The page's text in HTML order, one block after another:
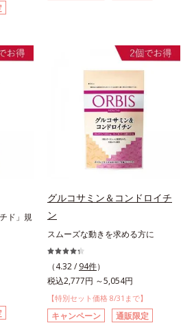
ド」規
グルコサミン＆コンドロイチ
ン
スムーズな動きを求める方に
（4.32 / 94件）
税込2,777円 ～5,054円
【特別セット価格 8/31まで】
キャンペーン 通販限定